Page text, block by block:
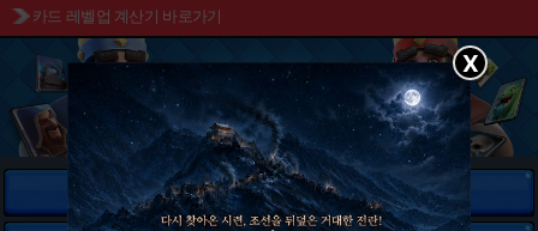
카드 레벨업 계산기 바로가기
유닛 정보 마법 정보
X